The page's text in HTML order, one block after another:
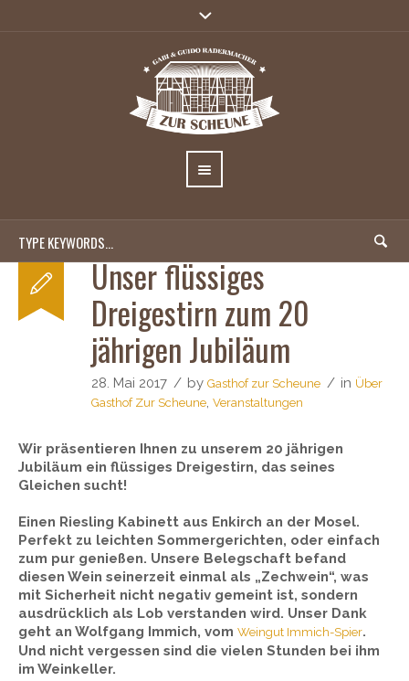
Unser flüssiges
Dreigestirn zum 20
jährigen Jubiläum
28. Mai 2017 by Gasthof zur Scheune in Über
Gasthof Zur Scheune, Veranstaltungen
Wir präsentieren Ihnen zu unserem 20 jährigen
Jubiläum ein flüssiges Dreigestirn, das seines
Gleichen sucht!
Einen Riesling Kabinett aus Enkirch an der Mosel.
Perfekt zu leichten Sommergerichten, oder einfach
zum pur genießen. Unsere Belegschaft befand
diesen Wein seinerzeit einmal als „Zechwein“, was
mit Sicherheit nicht negativ gemeint ist, sondern
ausdrücklich als Lob verstanden wird. Unser Dank
geht an Wolfgang Immich, vom Weingut Immich-Spier.
Und nicht vergessen sind die vielen Stunden bei ihm
im Weinkeller.